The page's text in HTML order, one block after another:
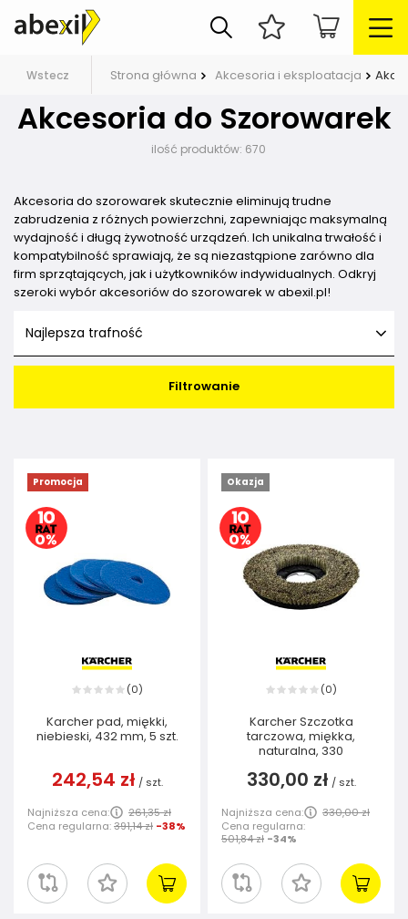
Wstecz Strona główna Akcesoria i eksploatacja
Akcesoria do Szorowarek
ilość produktów: 670
Akcesoria do szorowarek skutecznie eliminują trudne
zabrudzenia z różnych powierzchni, zapewniając maksymalną
wydajność i długą żywotność urządzeń. Ich unikalna trwałość i
kompatybilność sprawiają, że są niezastąpione zarówno dla
firm sprzątających, jak i użytkowników indywidualnych. Odkryj
szeroki wybór akcesoriów do szorowarek w abexil.pl!
Najlepsza trafność
Filtrowanie
Promocja
(0)
Karcher pad, miękki,
niebieski, 432 mm, 5 szt.
242,54 zł / szt.
Najniższa cena:
261,35 zł
Cena regularna:391,14 zł -38%
Okazja
(0)
Karcher Szczotka
tarczowa, miękka,
naturalna, 330
330,00 zł / szt.
Najniższa cena:
330,00 zł
Cena regularna:
501,84 zł -34%